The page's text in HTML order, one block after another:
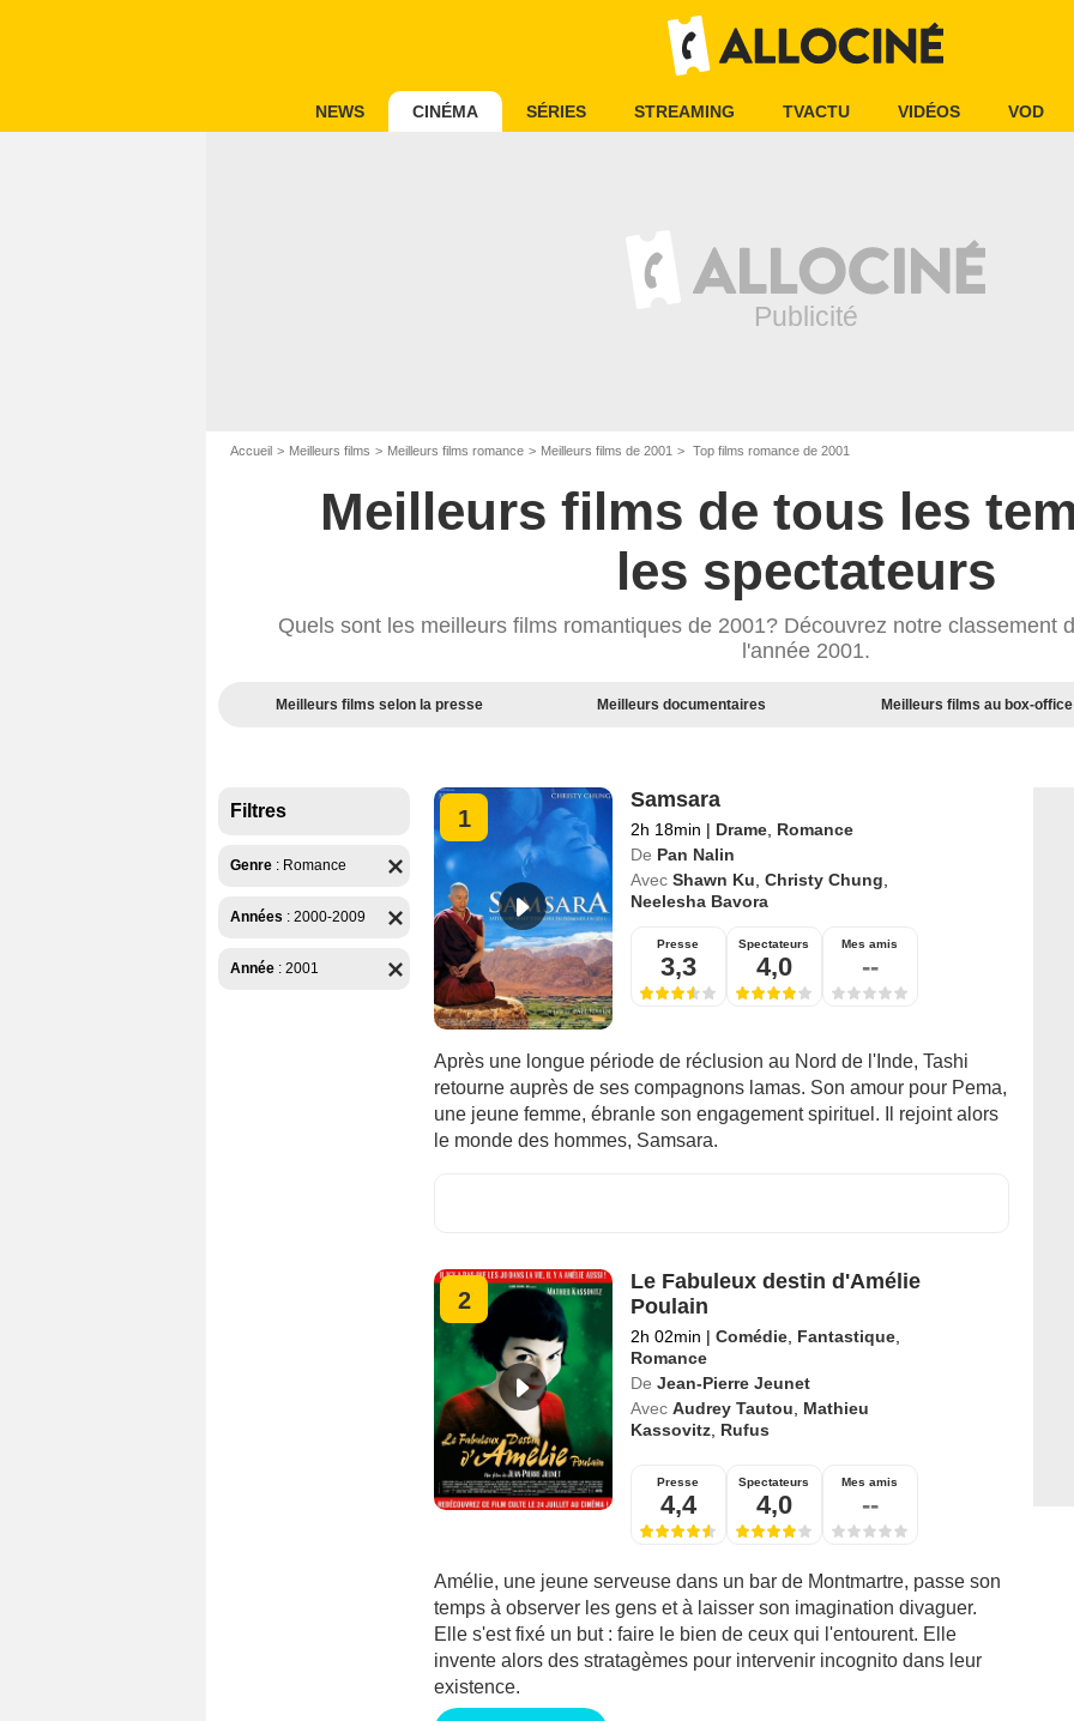
NEWS CINÉMA SÉRIES STREAMING TVACTU VIDÉOS VOD
Accueil Meilleurs films Meilleurs films romance Meilleurs films de 2001 Top films romance de 2001
Meilleurs films de tous les
les spectateurs
Quels sont les meilleurs films romantiques de 2001? Découvrez notre classement
l'année 2001.
Meilleurs films selon la presse Meilleurs documentaires Meilleurs films au box-office
Filtres
Genre : Romance
Années : 2000-2009
Année : 2001
1
Samsara
2h 18min | Drame, Romance
De Pan Nalin
Avec Shawn Ku Christy Chung
Neelesha Bavora
Presse
3,3
Spectateurs
4,0
Mes amis
--
Après une longue période de réclusion au Nord de l'Inde, Tashi
retourne auprès de ses compagnons lamas. Son amour pour Pema,
une jeune femme, ébranle son engagement spirituel. Il rejoint alors
le monde des hommes, Samsara.
2
Le Fabuleux destin d'Amélie
Poulain
2h 02min | Comédie, Fantastique,
Romance
De Jean-Pierre Jeunet
Avec Audrey Tautou
Mathieu
Kassovitz, Rufus
Presse
4,4
Spectateurs
4,0
Mes amis
--
Amélie, une jeune serveuse dans un bar de Montmartre, passe son
temps à observer les gens et à laisser son imagination divaguer.
Elle s'est fixé un but : faire le bien de ceux qui l'entourent. Elle
invente alors des stratagèmes pour intervenir incognito dans leur
existence.